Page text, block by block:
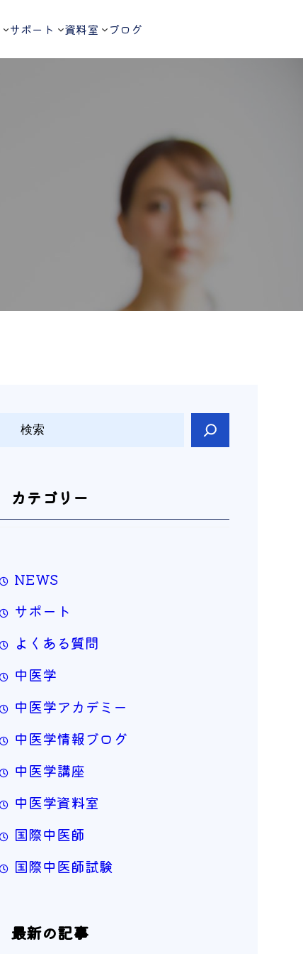
サポート 資料室 ブログ
カテゴリー
NEWS
サポート
よくある質問
中医学
中医学アカデミー
中医学情報ブログ
中医学講座
中医学資料室
国際中医師
国際中医師試験
最新の記事